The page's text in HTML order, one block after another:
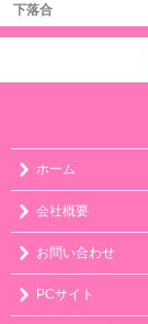
下落合
ホーム
会社概要
お問い合わせ
PCサイト